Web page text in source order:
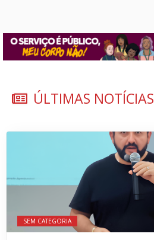
ÚLTIMAS NOTÍCIAS
SEM CATEGORIA